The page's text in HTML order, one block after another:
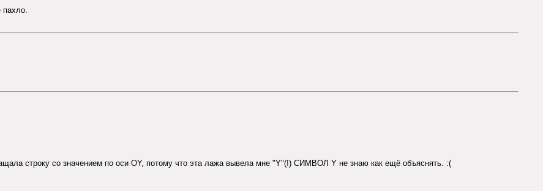
пахло.
строку со значением по оси OY, потому что эта лажа вывела мне "Y"(!) СИМВОЛ Y не знаю как ещё объяснять. :(